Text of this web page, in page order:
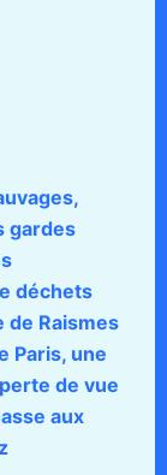
gardes
déchets
de Raismes
Paris, une
de vue
aux